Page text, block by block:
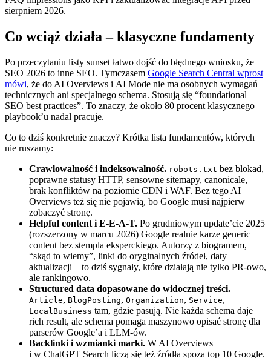
sierpniem 2026.
Co wciąż działa – klasyczne fundamenty
Po przeczytaniu listy sunset łatwo dojść do błędnego wniosku, że
SEO 2026 to inne SEO. Tymczasem Google Search Central wprost
mówi, że do AI Overviews i AI Mode nie ma osobnych wymagań
technicznych ani specjalnego schema. Stosują się “foundational
SEO best practices”. To znaczy, że około 80 procent klasycznego
playbook’u nadal pracuje.
Co to dziś konkretnie znaczy? Krótka lista fundamentów, których
nie ruszamy:
Crawlowalność i indeksowalność. robots.txt bez blokad,
poprawne statusy HTTP, sensowne sitemapy, canonicale,
brak konfliktów na poziomie CDN i WAF. Bez tego AI
Overviews też się nie pojawią, bo Google musi najpierw
zobaczyć stronę.
Helpful content i E-E-A-T. Po grudniowym update’cie 2025
(rozszerzony w marcu 2026) Google realnie karze generic
content bez stempla eksperckiego. Autorzy z biogramem,
“skąd to wiemy”, linki do oryginalnych źródeł, daty
aktualizacji – to dziś sygnały, które działają nie tylko PR-owo,
ale rankingowo.
Structured data dopasowane do widocznej treści.
Article, BlogPosting, Organization, Service,
LocalBusiness tam, gdzie pasują. Nie każda schema daje
rich result, ale schema pomaga maszynowo opisać stronę dla
parserów Google’a i LLM-ów.
Backlinki i wzmianki marki. W AI Overviews
i w ChatGPT Search liczą się też źródła spoza top 10 Google.